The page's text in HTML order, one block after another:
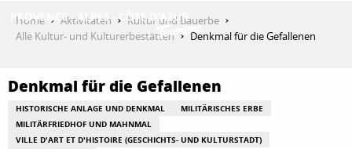
AKTIVITÄTEN
Home Aktivitäten
Kultur und Bauerbe
Alle Kultur- und Kulturerbestätten
Denkmal für die Gefallenen
Denkmal für die Gefallenen
HISTORISCHE ANLAGE UND DENKMAL
MILITÄRISCHES ERBE
MILITÄRFRIEDHOF UND MAHNMAL
VILLE D'ART ET D'HISTOIRE (GESCHICHTS- UND KULTURSTADT)